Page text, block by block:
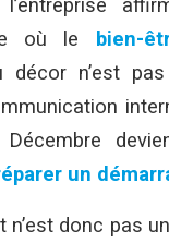
où le bien-
n’est
un
n’est donc pas